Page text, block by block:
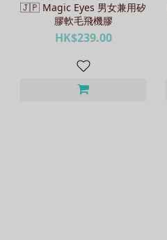
🇯🇵 Magic Eyes 男女兼用矽
膠軟毛飛機膠
HK$239.00